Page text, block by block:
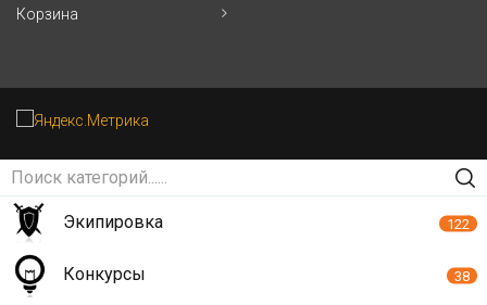
Корзина
Экипировка 122
Конкурсы 38